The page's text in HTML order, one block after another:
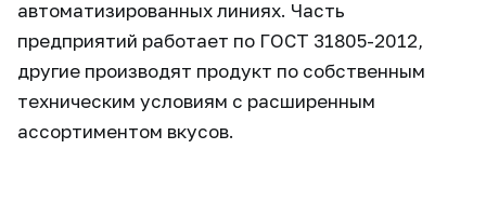
автоматизированных линиях. Часть
предприятий работает по ГОСТ 31805-2012,
другие производят продукт по собственным
техническим условиям с расширенным
ассортиментом вкусов.